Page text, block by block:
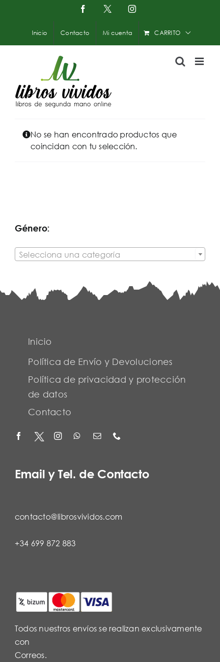
contenido
Facebook
X
Instagram
Inicio Contacto Mi cuenta CARRITO
No se han encontrado productos que
coincidan con tu selección.
Género:
Selecciona una categoría
Inicio
Política de Envío y Devoluciones
Política de privacidad y protección
de datos
Contacto
Email y Tel. de Contacto
contacto@librosvividos.com
+34 699 872 883
Todos nuestros envíos se realizan exclusivamente
con
Correos.